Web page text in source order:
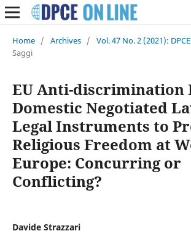
Home / Archives / Vol. 47 No. 2 (2021):
Saggi
EU Anti-discrimination
Domestic Negotiated
Legal Instruments to
Religious Freedom at
Europe: Concurring or
Conflicting?
Davide Strazzari